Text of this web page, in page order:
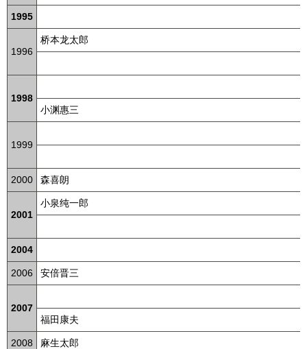
1995
1996
桥本龙太郎
1998
小渊惠三
1999
2000 森喜朗
2001
小泉纯一郎
2004
2006 安倍晋三
2007
福田康夫
2008 麻生太郎